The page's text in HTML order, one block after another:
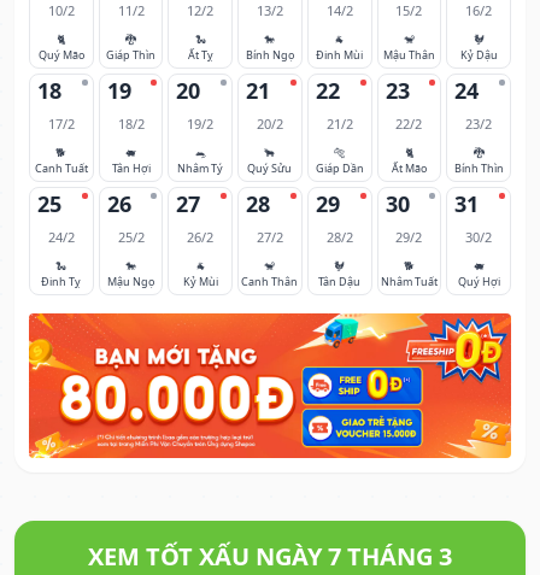
10/2
🐈
Quý Mão
11/2
🐉
Giáp Thìn
12/2
🐍
Ất Tỵ
13/2
🐎
Bính Ngọ
14/2
🐐
Đinh Mùi
15/2
🐒
Mậu Thân
16/2
🐓
Kỷ Dậu
18
17/2
🐕
Canh Tuất
19
18/2
🐖
Tân Hợi
20
19/2
🐀
Nhâm Tý
21
20/2
🐂
Quý Sửu
22
21/2
🐅
Giáp Dần
23
22/2
🐈
Ất Mão
24
23/2
🐉
Bính Thìn
25
24/2
🐍
Đinh Tỵ
26
25/2
🐎
Mậu Ngọ
27
26/2
🐐
Kỷ Mùi
28
27/2
🐒
Canh Thân
29
28/2
🐓
Tân Dậu
30
29/2
🐕
Nhâm Tuất
31
30/2
🐖
Quý Hợi
XEM TỐT XẤU NGÀY 7 THÁNG 3